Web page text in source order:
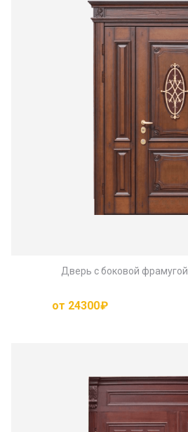
Дверь с боковой фрамугой
от 24300₽